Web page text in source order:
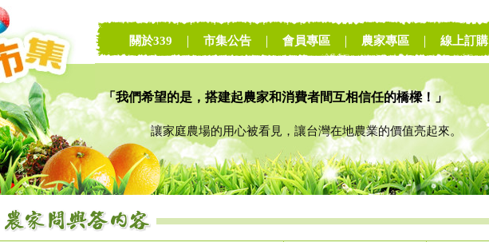
「我們希望的是，搭建起農家和消費者間互相信任的橋樑！」
讓家庭農場的用心被看見，讓台灣在地農業的價值亮起來。
關於339 市集公告 會員專區 農家專區 線上訂購